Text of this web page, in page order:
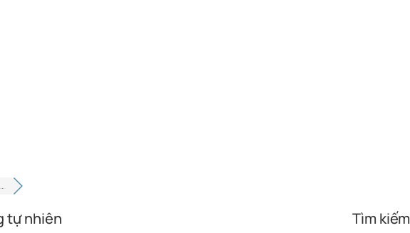
tự nhiên Tìm kiếm